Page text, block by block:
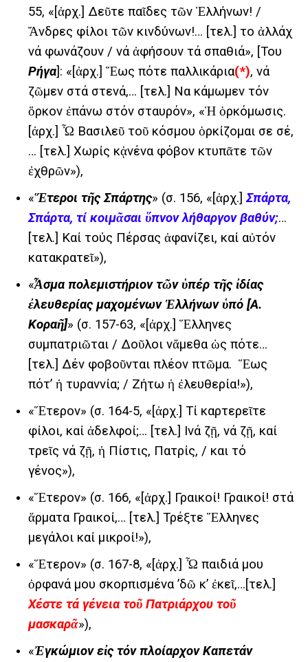
55, «[ἀρχ.] Δεῦτε παῖδες τῶν Ἑλλήνων! /
Ἄνδρες φίλοι τῶν κινδύνων!… [τελ.] το ἀλλάχ
νά φωνάζουν / νά ἀφήσουν τά σπαθιά», [Του
Ρήγα]: «[ἀρχ.] Ἕως πότε παλλικάρια(*), νά
ζῶμεν στά στενά,… [τελ.] Να κάμωμεν τόν
ὅρκον ἐπάνω στόν σταυρόν», «Ἡ ὁρκόμωσις.
[ἀρχ.] Ὦ Βασιλεῦ τοῦ κόσμου ὁρκίζομαι σε σέ,
… [τελ.] Χωρίς κᾀνένα φόβον κτυπᾶτε τῶν
ἐχθρῶν»),
«Ἕτεροι τῆς Σπάρτης» (σ. 156, «[ἀρχ.]Σπάρτα,
Σπάρτα, τί κοιμᾶσαι ὕπνον λήθαργον βαθύν;…
[τελ.] Καί τούς Πέρσας ἀφανίζει, καί αὐτόν
κατακρατεῖ»),
«Ἆσμα πολεμιστήριον τῶν ὑπέρ τῆς ἰδίας
ἐλευθερίας μαχομένων Ἑλλήνων ὑπό [Α.
Κοραῆ]» (σ. 157-63, «[ἀρχ.] Ἕλληνες
συμπατριῶται / Δοῦλοι νἄμεθα ὡς πότε…
[τελ.] Δέν φοβοῦνται πλέον πτῶμα. Ἕως
πότ’ ἡ τυραννία; / Ζήτω ἡ ἐλευθερία!»),
«Ἕτερον» (σ. 164-5, «[ἀρχ.] Τί καρτερεῖτε
φίλοι, καί ἀδελφοί;… [τελ.] Ινά ζῇ, νά ζῇ, καί
τρεῖς νά ζῇ, ἡ Πίστις, Πατρίς, / και τό
γένος»),
«Ἕτερον» (σ. 166, «[ἀρχ.] Γραικοί! Γραικοί! στά
ἅρματα Γραικοί,… [τελ.] Τρέξτε Ἕλληνες
μεγάλοι καί μικροί!»),
«Ἕτερον» (σ. 167-8, «[ἀρχ.] Ὦ παιδιά μου
ὀρφανά μου σκορπισμένα ’δῶ κ’ ἐκεῖ,…[τελ.]
Χέστε τά γένεια τοῦ Πατριάρχου τοῦ
μασκαρᾶ»),
«Ἐγκώμιον εἰς τόν πλοίαρχον Καπετάν